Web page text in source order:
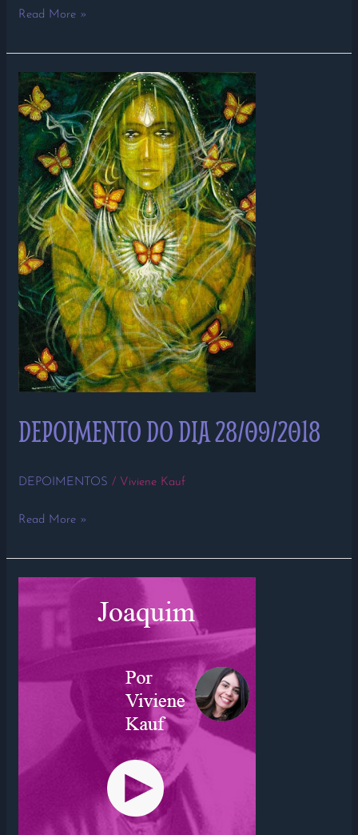
Read More »
DEPOIMENTO DO DIA 28/09/2018
DEPOIMENTOS / Viviene Kauf
DEPOIMENTO
DO
DIA
28/09/2018
Read More »
NA
TIMIDEZ